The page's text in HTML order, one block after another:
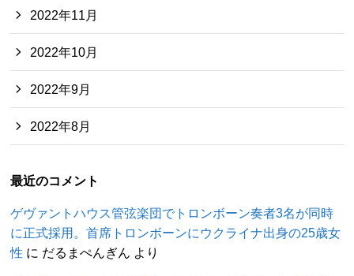
2022年11月
2022年10月
2022年9月
2022年8月
最近のコメント
ゲヴァントハウス管弦楽団でトロンボーン奏者3名が同時
に正式採用。首席トロンボーンにウクライナ出身の25歳女
性 に だるまぺんぎん より